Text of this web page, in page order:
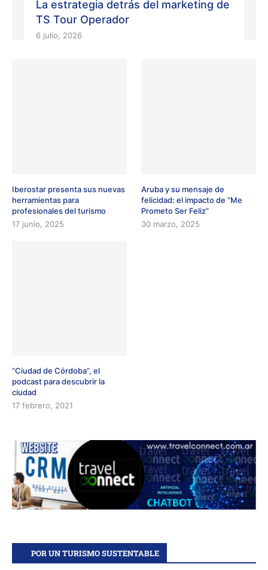
La estrategia detrás del marketing de
TS Tour Operador
6 julio, 2026
Iberostar presenta sus nuevas
herramientas para
profesionales del turismo
17 junio, 2025
Aruba y su mensaje de
felicidad: el impacto de “Me
Prometo Ser Feliz”
30 marzo, 2025
“Ciudad de Córdoba”, el
podcast para descubrir la
ciudad
17 febrero, 2021
POR UN TURISMO SUSTENTABLE